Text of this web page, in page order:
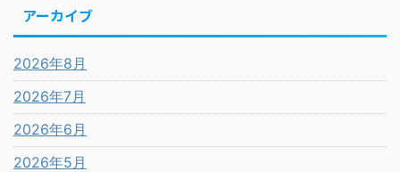
アーカイブ
2026年8月
2026年7月
2026年6月
2026年5月